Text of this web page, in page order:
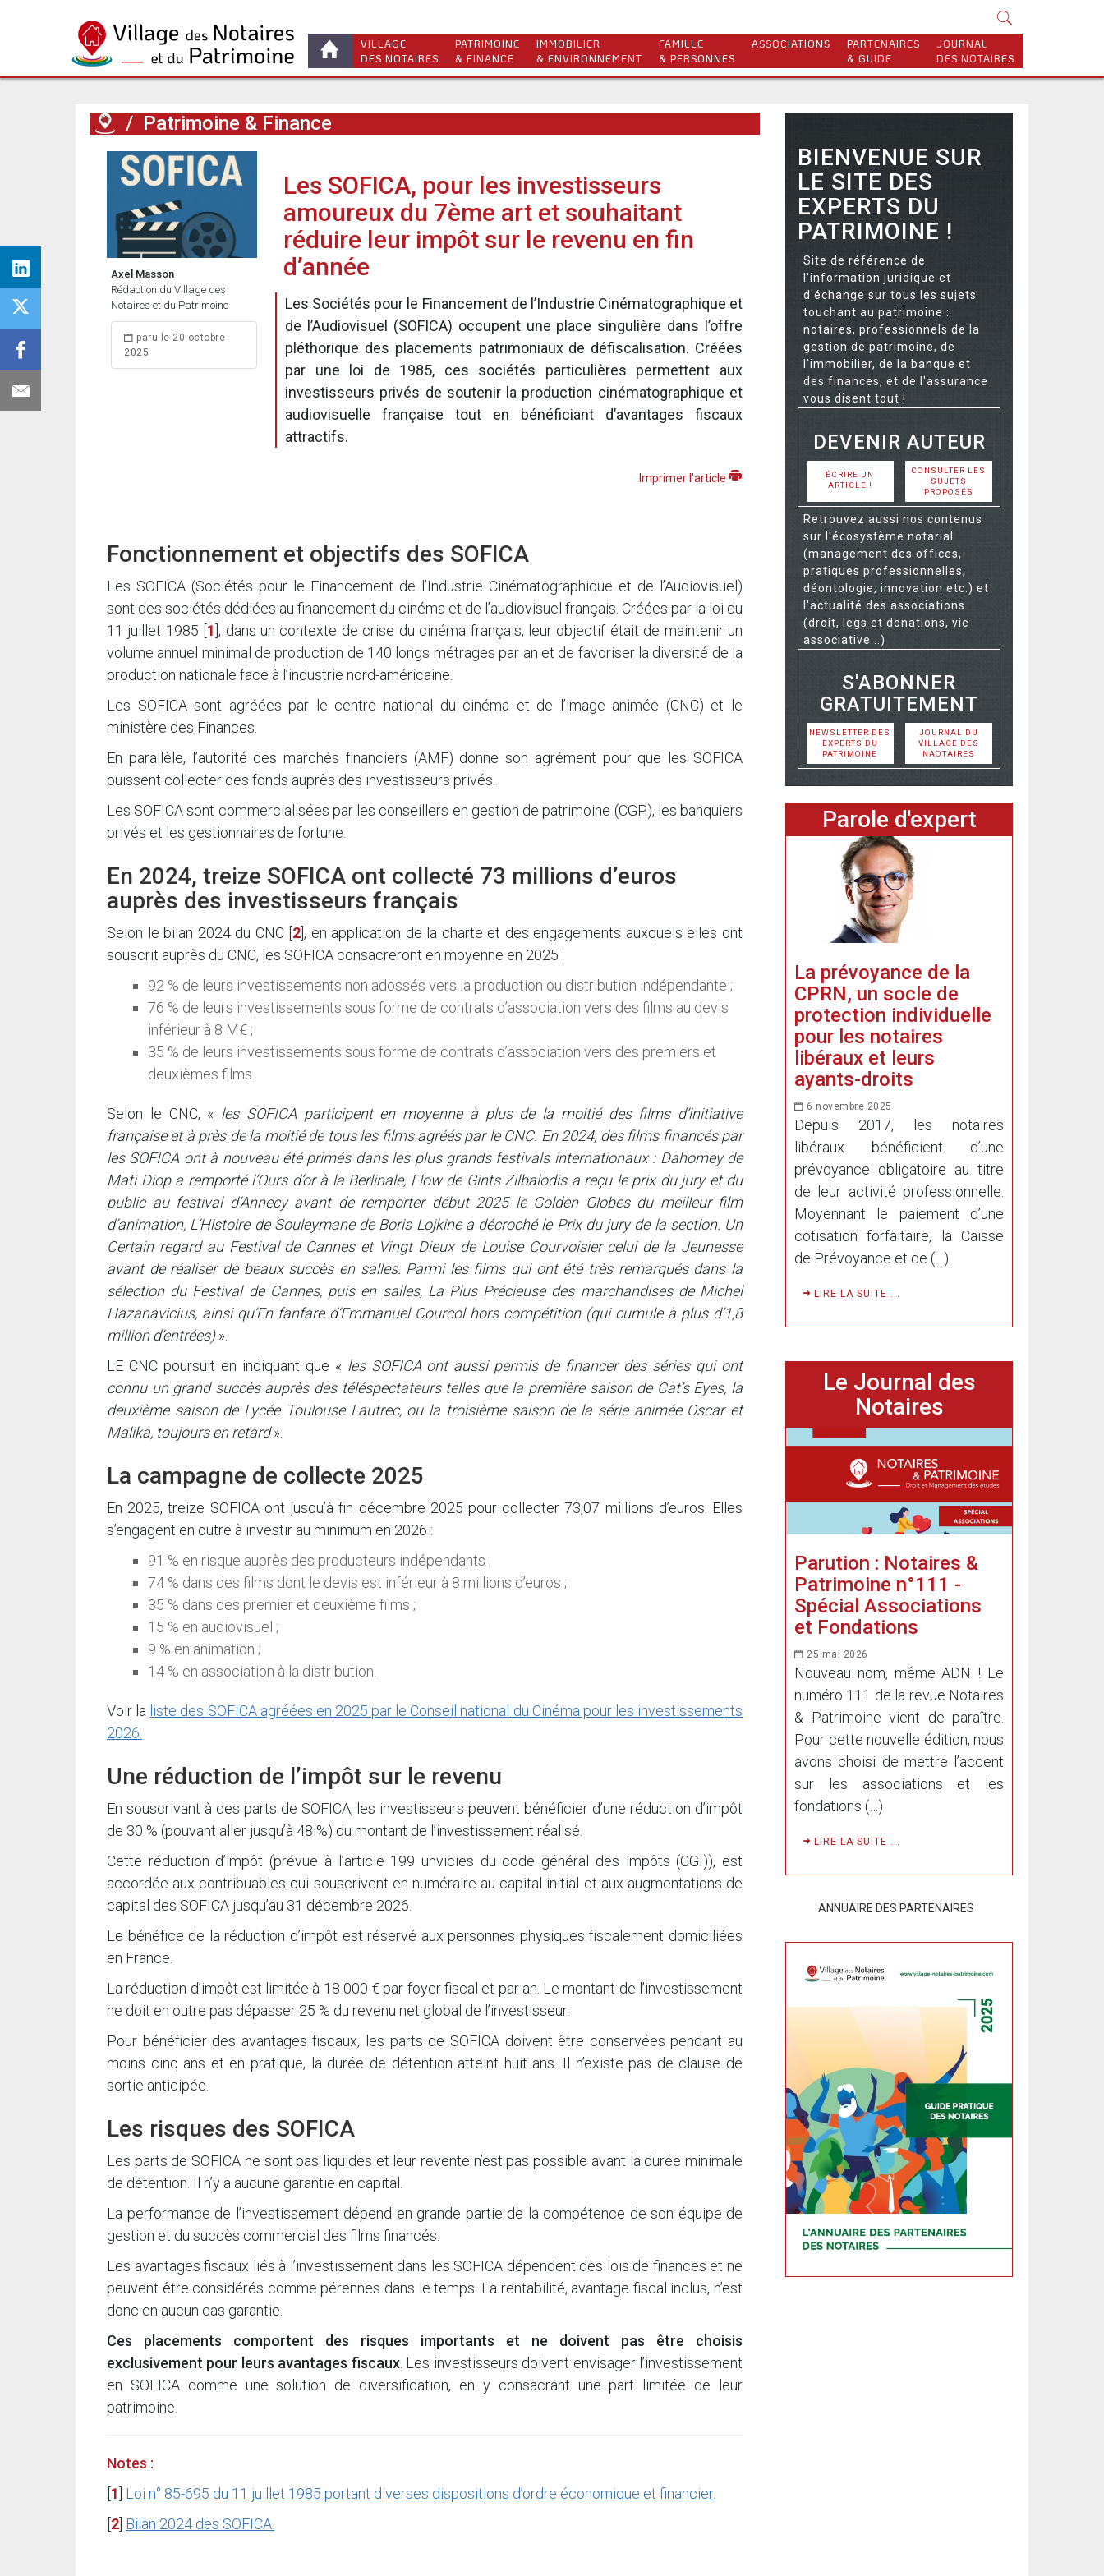
VILLAGE
DES NOTAIRES
PATRIMOINE
& FINANCE
IMMOBILIER
& ENVIRONNEMENT
FAMILLE
& PERSONNES
ASSOCIATIONS
PARTENAIRES
& GUIDE
JOURNAL
DES NOTAIRES
/ Patrimoine & Finance
Axel Masson
Rédaction du Village des
Notaires et du Patrimoine
paru le 20 octobre
2025
Les SOFICA, pour les investisseurs
amoureux du 7ème art et souhaitant
réduire leur impôt sur le revenu en fin
d’année
Les Sociétés pour le Financement de l’Industrie Cinématographique et
de l’Audiovisuel (SOFICA) occupent une place singulière dans l’offre
pléthorique des placements patrimoniaux de défiscalisation. Créées
par une loi de 1985, ces sociétés particulières permettent aux
investisseurs privés de soutenir la production cinématographique et
audiovisuelle française tout en bénéficiant d’avantages fiscaux
attractifs.
Imprimer l'article
Fonctionnement et objectifs des SOFICA
Les SOFICA (Sociétés pour le Financement de l’Industrie Cinématographique et de l’Audiovisuel)
sont des sociétés dédiées au financement du cinéma et de l’audiovisuel français. Créées par la loi du
11 juillet 1985 1 ], dans un contexte de crise du cinéma français, leur objectif était de maintenir un
volume annuel minimal de production de 140 longs métrages par an et de favoriser la diversité de la
production nationale face à l’industrie nord-américaine.
Les SOFICA sont agréées par le centre national du cinéma et de l’image animée (CNC) et le
ministère des Finances.
En parallèle, l’autorité des marchés financiers (AMF) donne son agrément pour que les SOFICA
puissent collecter des fonds auprès des investisseurs privés.
Les SOFICA sont commercialisées par les conseillers en gestion de patrimoine (CGP), les banquiers
privés et les gestionnaires de fortune.
En 2024, treize SOFICA ont collecté 73 millions d’euros
auprès des investisseurs français
Selon le bilan 2024 du CNC[ 2], en application de la charte et des engagements auxquels elles ont
souscrit auprès du CNC, les SOFICA consacreront en moyenne en 2025 :
92 % de leurs investissements non adossés vers la production ou distribution indépendante ;
76 % de leurs investissements sous forme de contrats d’association vers des films au devis
inférieur à 8 M€ ;
35 % de leurs investissements sous forme de contrats d’association vers des premiers et
deuxièmes films.
Selon le CNC, « les SOFICA participent en moyenne à plus de la moitié des films d’initiative
française et à près de la moitié de tous les films agréés par le CNC. En 2024, des films financés par
les SOFICA ont à nouveau été primés dans les plus grands festivals internationaux : Dahomey de
Mati Diop a remporté l’Ours d’or à la Berlinale, Flow de Gints Zilbalodis a reçu le prix du jury et du
public au festival d‘Annecy avant de remporter début 2025 le Golden Globes du meilleur film
d’animation, L’Histoire de Souleymane de Boris Lojkine a décroché le Prix du jury de la section. Un
Certain regard au Festival de Cannes et Vingt Dieux de Louise Courvoisier celui de la Jeunesse
avant de réaliser de beaux succès en salles. Parmi les films qui ont été très remarqués dans la
sélection du Festival de Cannes, puis en salles, La Plus Précieuse des marchandises de Michel
Hazanavicius, ainsi qu’En fanfare d’Emmanuel Courcol hors compétition (qui cumule à plus d’1,8
million d’entrées)».
LE CNC poursuit en indiquant que « les SOFICA ont aussi permis de financer des séries qui ont
connu un grand succès auprès des téléspectateurs telles que la première saison de Cat’s Eyes, la
deuxième saison de Lycée Toulouse Lautrec, ou la troisième saison de la série animée Oscar et
Malika, toujours en retard».
La campagne de collecte 2025
En 2025, treize SOFICA ont jusqu’à fin décembre 2025 pour collecter 73,07 millions d’euros. Elles
s’engagent en outre à investir au minimum en 2026 :
91 % en risque auprès des producteurs indépendants ;
74 % dans des films dont le devis est inférieur à 8 millions d’euros ;
35 % dans des premier et deuxième films ;
15 % en audiovisuel ;
9 % en animation ;
14 % en association à la distribution.
Voir la liste des SOFICA agréées en 2025 par le Conseil national du Cinéma pour les investissements
2026.
Une réduction de l’impôt sur le revenu
En souscrivant à des parts de SOFICA, les investisseurs peuvent bénéficier d’une réduction d’impôt
de 30 % (pouvant aller jusqu’à 48 %) du montant de l’investissement réalisé.
Cette réduction d’impôt (prévue à l’article 199 unvicies du code général des impôts (CGI)), est
accordée aux contribuables qui souscrivent en numéraire au capital initial et aux augmentations de
capital des SOFICA jusqu’au 31 décembre 2026.
Le bénéfice de la réduction d’impôt est réservé aux personnes physiques fiscalement domiciliées
en France.
La réduction d’impôt est limitée à 18 000 € par foyer fiscal et par an. Le montant de l’investissement
ne doit en outre pas dépasser 25 % du revenu net global de l’investisseur.
Pour bénéficier des avantages fiscaux, les parts de SOFICA doivent être conservées pendant au
moins cinq ans et en pratique, la durée de détention atteint huit ans. Il n’existe pas de clause de
sortie anticipée.
Les risques des SOFICA
Les parts de SOFICA ne sont pas liquides et leur revente n’est pas possible avant la durée minimale
de détention. Il n’y a aucune garantie en capital.
La performance de l’investissement dépend en grande partie de la compétence de son équipe de
gestion et du succès commercial des films financés.
Les avantages fiscaux liés à l’investissement dans les SOFICA dépendent des lois de finances et ne
peuvent être considérés comme pérennes dans le temps. La rentabilité, avantage fiscal inclus, n’est
donc en aucun cas garantie.
Ces placements comportent des risques importants et ne doivent pas être choisis
exclusivement pour leurs avantages fiscaux. Les investisseurs doivent envisager l’investissement
en SOFICA comme une solution de diversification, en y consacrant une part limitée de leur
patrimoine.
Notes :
1
Loi n° 85-695 du 11 juillet 1985 portant diverses dispositions d’ordre économique et financier.
2 Bilan 2024 des SOFICA.
BIENVENUE SUR
LE SITE DES
EXPERTS DU
PATRIMOINE !
Site de référence de
l'information juridique et
d'échange sur tous les sujets
touchant au patrimoine :
notaires, professionnels de la
gestion de patrimoine, de
l'immobilier, de la banque et
des finances, et de l'assurance
vous disent tout !
DEVENIR AUTEUR
ÉCRIRE UN
ARTICLE !
CONSULTER LES
SUJETS
PROPOSÉS
Retrouvez aussi nos contenus
sur l'écosystème notarial
(management des offices,
pratiques professionnelles,
déontologie, innovation etc.) et
l'actualité des associations
(droit, legs et donations, vie
associative...)
S'ABONNER
GRATUITEMENT
NEWSLETTER DES
EXPERTS DU
PATRIMOINE
JOURNAL DU
VILLAGE DES
NAOTAIRES
Parole d'expert
La prévoyance de la
CPRN, un socle de
protection individuelle
pour les notaires
libéraux et leurs
ayants-droits
6 novembre 2025
Depuis 2017, les notaires
libéraux bénéficient d’une
prévoyance obligatoire au titre
de leur activité professionnelle.
Moyennant le paiement d’une
cotisation forfaitaire, la Caisse
de Prévoyance et de (…)
LIRE LA SUITE ...
Le Journal des
Notaires
Parution : Notaires &
Patrimoine n°111 -
Spécial Associations
et Fondations
25 mai 2026
Nouveau nom, même ADN ! Le
numéro 111 de la revue Notaires
& Patrimoine vient de paraître.
Pour cette nouvelle édition, nous
avons choisi de mettre l’accent
sur les associations et les
fondations (…)
LIRE LA SUITE ...
ANNUAIRE DES PARTENAIRES